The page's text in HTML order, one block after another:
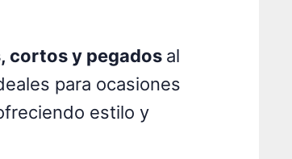
cortos y pegados al
para ocasiones
estilo y